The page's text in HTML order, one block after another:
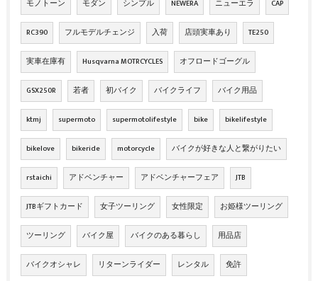
モノトーン モダン シンプル NEWERA ニューエラ CAP
RC390 フルモデルチェンジ 入荷 店頭実車あり TE250
実車在庫有 Husqvarna MOTRCYCLES オフロードゴーグル
GSX250R 若者 初バイク バイクライフ バイク用品
ktmj supermoto supermotolifestyle bike bikelifestyle
bikelove bikeride motorcycle バイクが好きな人と繋がりたい
rstaichi アドベンチャー アドベンチャーフェア JTB
JTBギフトカード 女子ツーリング 女性限定 お姫様ツーリング
ツーリング バイク屋 バイクのある暮らし 用品店
バイクオシャレ リターンライダー レンタル 免許